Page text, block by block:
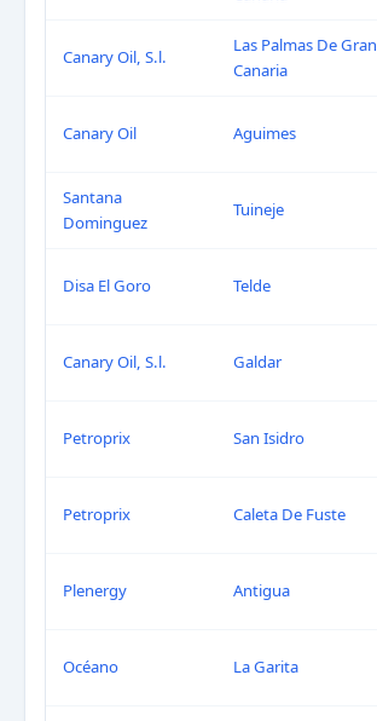
Canary Oil, S.l.
Las Palmas De Gran
Canaria
Canary Oil Aguimes
Santana
Dominguez
Tuineje
Disa El Goro Telde
Canary Oil, S.l. Galdar
Petroprix San Isidro
Petroprix Caleta De Fuste
Plenergy Antigua
Océano La Garita